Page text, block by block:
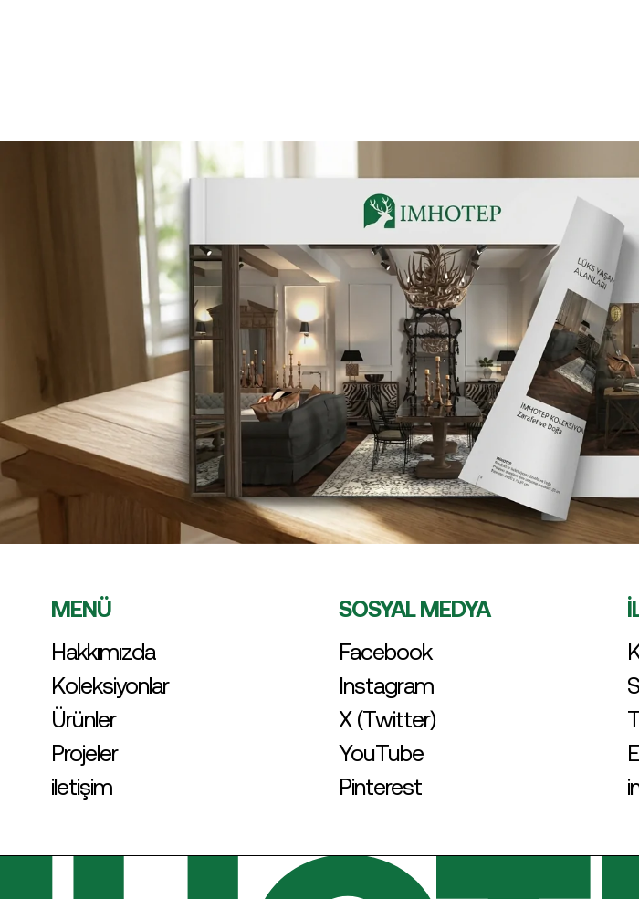
MENÜ
Hakkımızda
Koleksiyonlar
Ürünler
Projeler
iletişim
SOSYAL MEDYA
Facebook
Instagram
X (Twitter)
YouTube
Pinterest